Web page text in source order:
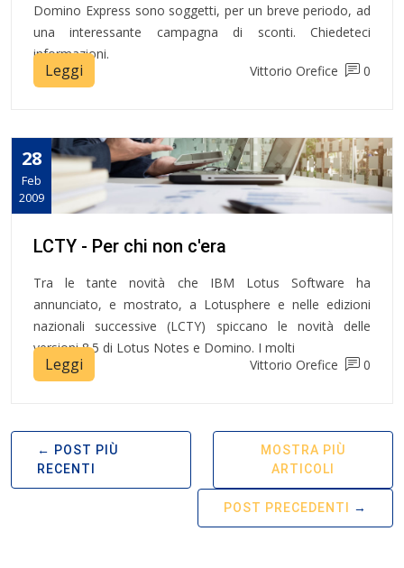
Domino Express sono soggetti, per un breve periodo, ad
una interessante campagna di sconti. Chiedeteci
informazioni.
Leggi Vittorio Orefice 0
28
Feb
2009
LCTY - Per chi non c'era
Tra le tante novità che IBM Lotus Software ha
annunciato, e mostrato, a Lotusphere e nelle edizioni
nazionali successive (LCTY) spiccano le novità delle
versioni 8.5 di Lotus Notes e Domino. I molti
Leggi Vittorio Orefice 0
POST PIÙ
RECENTI
MOSTRA PIÙ
ARTICOLI
POST PRECEDENTI